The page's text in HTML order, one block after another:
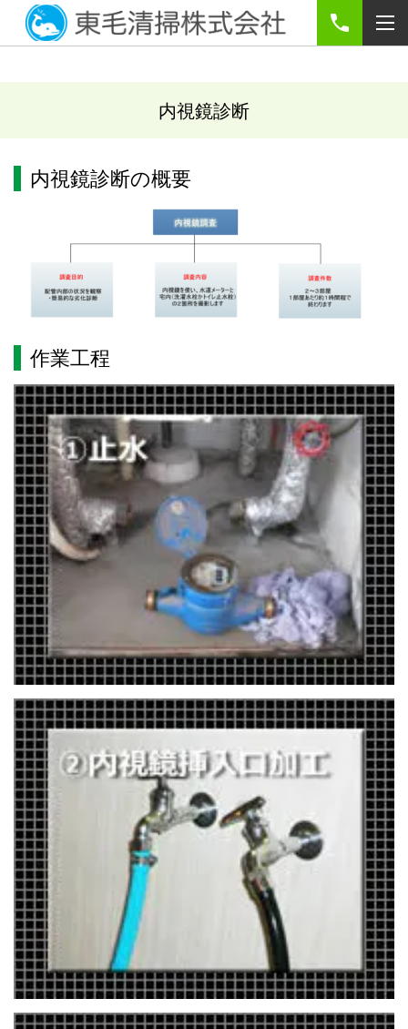
内視鏡診断
内視鏡診断の概要
作業工程